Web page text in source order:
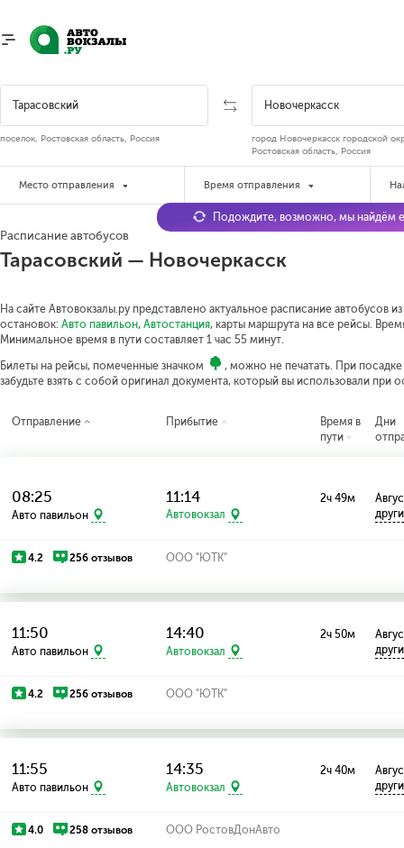
поселок, Ростовская область, Россия
город Новочеркасск городской
Ростовская область, Россия
Место отправления Время отправления
Расписание автобусов
Тарасовский — Новочеркасск
На сайте Автовокзалы.ру представлено актуальное расписание автобусов
остановок: Авто павильон, Автостанция, карты маршрута на все рейсы.
Минимальное время в пути составляет 1 час 55 минут.
Билеты на рейсы, помеченные значком
, можно не печатать. При
забудьте взять с собой оригинал документа, который вы использовали при
Подождите, возможно, мы найдём
Отправление Прибытие
Время в
пути
Дни
08:25
Авто павильон
11:14
Автовокзал
2ч 49м
4.2 256 отзывов ООО "ЮТК"
11:50
Авто павильон
14:40
Автовокзал
2ч 50м
4.2 256 отзывов ООО "ЮТК"
11:55
Авто павильон
14:35
Автовокзал
2ч 40м
4.0 258 отзывов ООО РостовДонАвто